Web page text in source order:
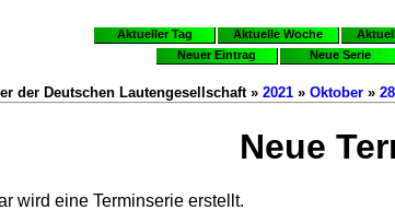
Aktueller Tag Aktuelle Woche
Neuer Eintrag
Neue Serie
der Deutschen Lautengesellschaft » 2021 » Oktober » 28
Neue
wird eine Terminserie erstellt.